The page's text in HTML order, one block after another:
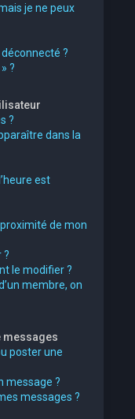
je ne peux
?
?
?
dans la
est
de mon
?
le modifier ?
membre, on
messages
poster une
message ?
messages ?